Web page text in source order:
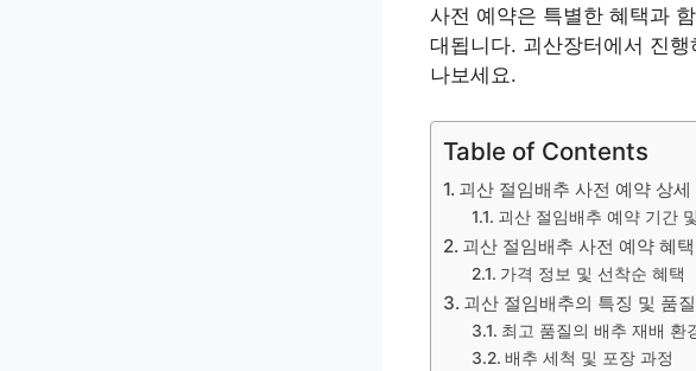
사전 예약은 특별한 혜택과
대됩니다. 괴산장터에서 진
나보세요.
Table of Contents
괴산 절임배추 사전 예약 상세
괴산 절임배추 예약 기간
괴산 절임배추 사전 예약 혜택
가격 정보 및 선착순 혜택
괴산 절임배추의 특징 및 품질
최고 품질의 배추 재배 환
배추 세척 및 포장 과정